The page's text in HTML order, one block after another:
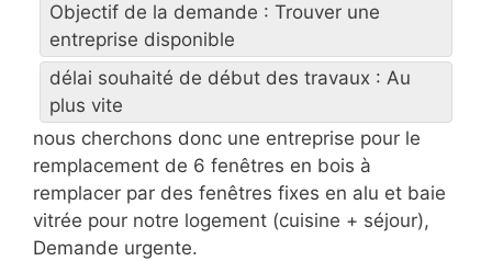
Objectif de la demande : Trouver une
entreprise disponible
délai souhaité de début des travaux : Au
plus vite
nous cherchons donc une entreprise pour le
remplacement de 6 fenêtres en bois à
remplacer par des fenêtres fixes en alu et baie
vitrée pour notre logement (cuisine + séjour),
Demande urgente.